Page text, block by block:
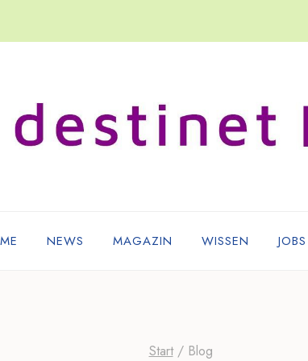
NEWS MAGAZIN WISSEN JOBS
Start / Blog